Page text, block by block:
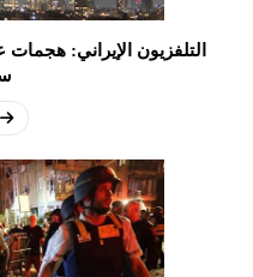
التلفزيون الإيراني: